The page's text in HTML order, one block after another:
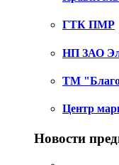
ГТК ПМР
НП ЗАО
ТМ
Центр
Новости